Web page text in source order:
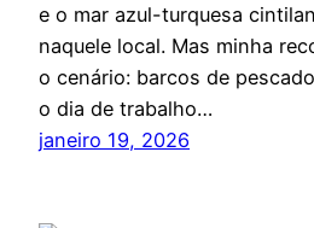
e o mar azul-turquesa
naquele local. Mas minha
o cenário: barcos de
o dia de trabalho…
janeiro 19, 2026